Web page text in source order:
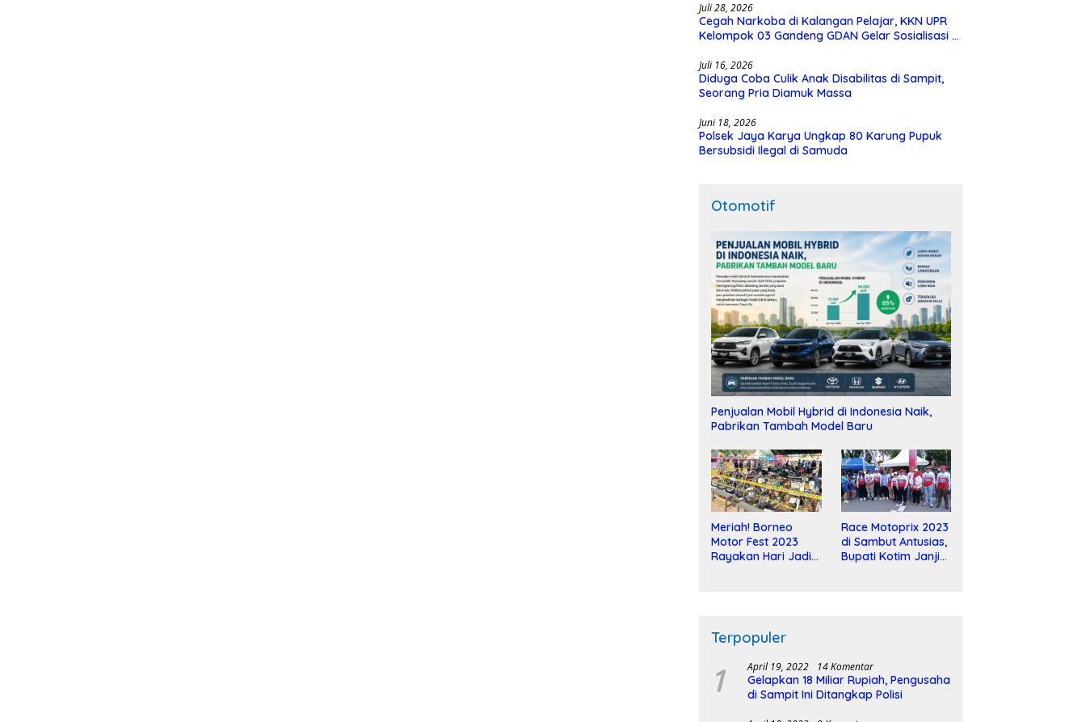
Juli 28, 2026
Cegah Narkoba di Kalangan Pelajar, KKN UPR
Kelompok 03 Gandeng GDAN Gelar Sosialisasi di
Juli 16, 2026
Diduga Coba Culik Anak Disabilitas di Sampit,
Seorang Pria Diamuk Massa
Juni 18, 2026
Polsek Jaya Karya Ungkap 80 Karung Pupuk
Bersubsidi Ilegal di Samuda
Otomotif
Penjualan Mobil Hybrid di Indonesia Naik,
Pabrikan Tambah Model Baru
Meriah! Borneo
Motor Fest 2023
Rayakan Hari Jadi
Race Motoprix 2023
di Sambut Antusias,
Bupati Kotim Janji
Terpopuler
1 April 19, 2022 14 Komentar
Gelapkan 18 Miliar Rupiah, Pengusaha
di Sampit Ini Ditangkap Polisi